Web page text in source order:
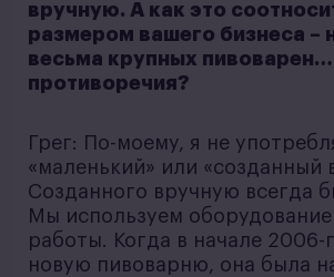
вручную. А как это
размером вашего бизнеса –
весьма крупных пивоварен…
противоречия?
Грег: По-моему, я не
«маленький» или «созданный
Созданного вручную всегда
Мы используем
работы. Когда в начале
новую пивоварню, она была